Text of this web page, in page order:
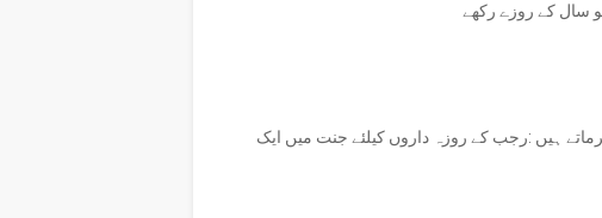
سال کے روزے رکھے
ہیں :رجب کے روزہ داروں کیلئے جنت میں ایک